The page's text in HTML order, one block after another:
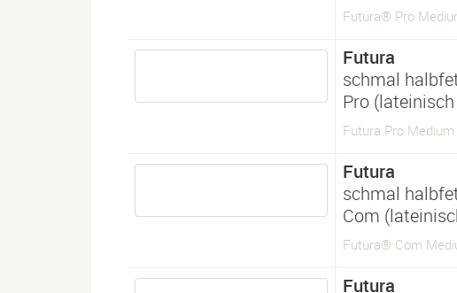
Futura® Pro
Futura
schmal
Pro
Futura Pro
Futura
schmal
Com
Futura® Com
Futura